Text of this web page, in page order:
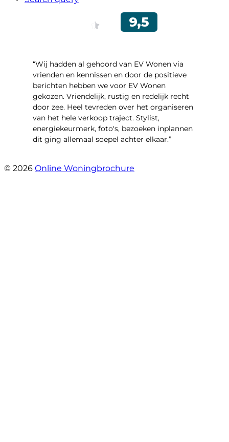
“Wij hadden al gehoord van EV Wonen via
vrienden en kennissen en door de positieve
berichten hebben we voor EV Wonen
gekozen. Vriendelijk, rustig en redelijk recht
door zee. Heel tevreden over het organiseren
van het hele verkoop traject. Stylist,
energiekeurmerk, foto's, bezoeken inplannen
dit ging allemaal soepel achter elkaar.”
© 2026 Online Woningbrochure